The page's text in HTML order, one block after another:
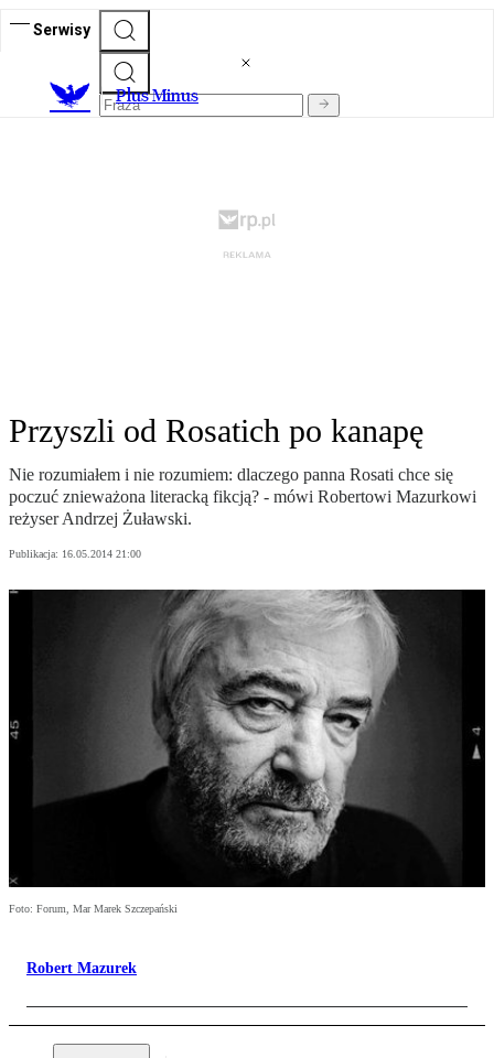
Serwisy
Plus Minus
Przyszli od Rosatich po kanapę
Nie rozumiałem i nie rozumiem: dlaczego panna Rosati chce się
poczuć znieważona literacką fikcją? - mówi Robertowi Mazurkowi
reżyser Andrzej Żuławski.
Publikacja: 16.05.2014 21:00
Foto: Forum, Mar Marek Szczepański
Robert Mazurek